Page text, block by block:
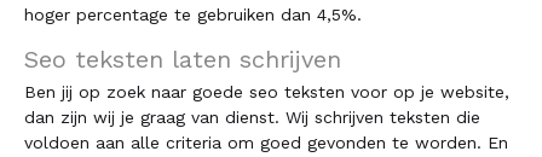
hoger percentage te gebruiken dan 4,5%.
Seo teksten laten schrijven
Ben jij op zoek naar goede seo teksten voor op je website,
dan zijn wij je graag van dienst. Wij schrijven teksten die
voldoen aan alle criteria om goed gevonden te worden. En